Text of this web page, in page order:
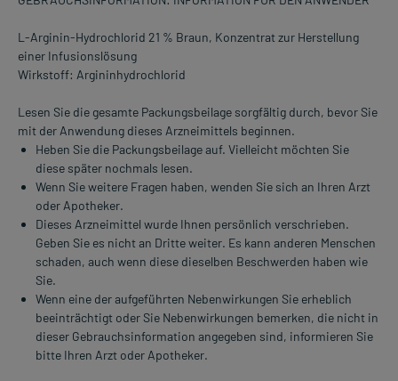
L-Arginin-Hydrochlorid 21 % Braun, Konzentrat zur Herstellung
einer Infusionslösung
Wirkstoff: Argininhydrochlorid
Lesen Sie die gesamte Packungsbeilage sorgfältig durch, bevor Sie
mit der Anwendung dieses Arzneimittels beginnen.
Heben Sie die Packungsbeilage auf. Vielleicht möchten Sie
diese später nochmals lesen.
Wenn Sie weitere Fragen haben, wenden Sie sich an Ihren Arzt
oder Apotheker.
Dieses Arzneimittel wurde Ihnen persönlich verschrieben.
Geben Sie es nicht an Dritte weiter. Es kann anderen Menschen
schaden, auch wenn diese dieselben Beschwerden haben wie
Sie.
Wenn eine der aufgeführten Nebenwirkungen Sie erheblich
beeinträchtigt oder Sie Nebenwirkungen bemerken, die nicht in
dieser Gebrauchsinformation angegeben sind, informieren Sie
bitte Ihren Arzt oder Apotheker.